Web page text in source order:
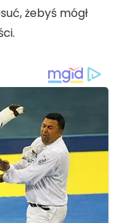
żebyś mógł